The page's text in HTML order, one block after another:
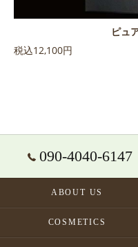
ピュ
税込12,100円
090-4040-6147
ABOUT US
COSMETICS